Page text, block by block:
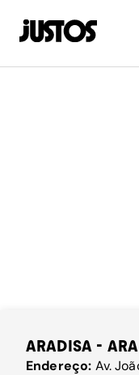
ARADISA -
Endereço: Av.